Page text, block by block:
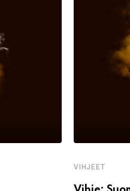
VIHJEET